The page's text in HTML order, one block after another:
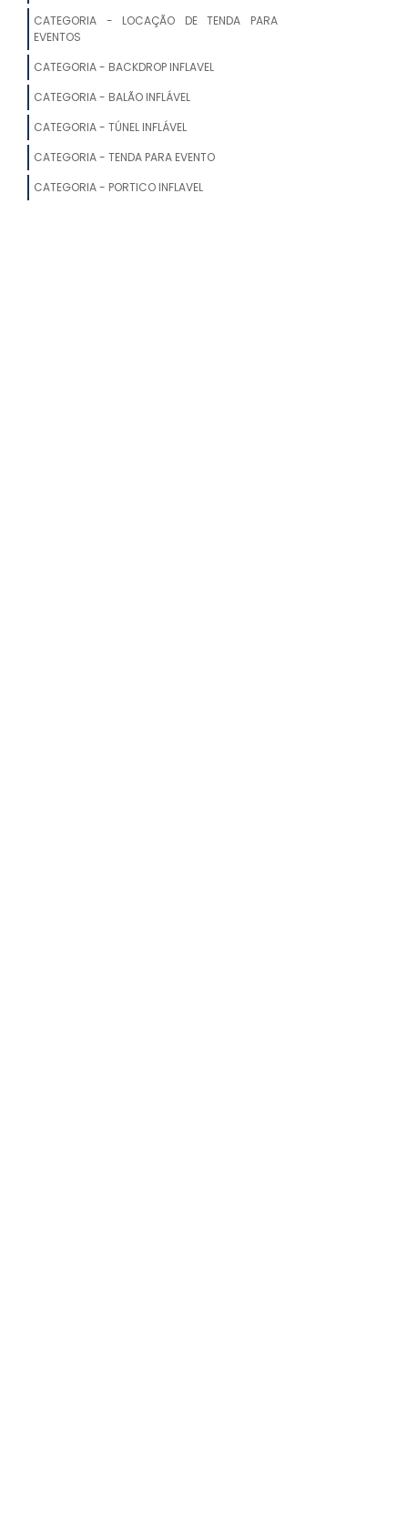
ALUGUEL DE AR CONDICIONADO PARA
ALUGAR TENDAS PARA CASAMENTO
ALUGUEL DE TENDAS PARA CASAMENTO
LOCAÇÃO DE TENDAS PARA FESTAS SP
CATEGORIA - LOCAÇÃO DE TENDA PARA
EVENTOS
CATEGORIA - BACKDROP INFLAVEL
CATEGORIA - BALÃO INFLÁVEL
CATEGORIA - TÚNEL INFLÁVEL
CATEGORIA - TENDA PARA EVENTO
CATEGORIA - PORTICO INFLAVEL